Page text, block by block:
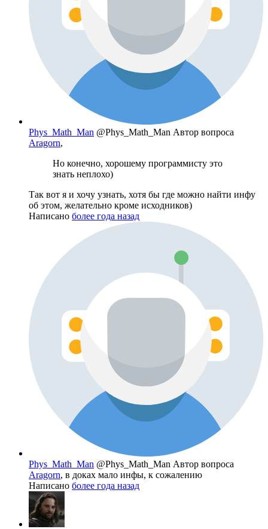
Phys_Math_Man @Phys_Math_Man Автор вопроса
Aragorn,
Но конечно, хорошему программисту это
знать неплохо)
Так вот я и хочу узнать, хотя бы где можно найти инфу
об этом, желательно кроме исходников)
Написано более года назад
Phys_Math_Man @Phys_Math_Man Автор вопроса
Aragorn, в доках мало инфы, к сожалению
Написано более года назад